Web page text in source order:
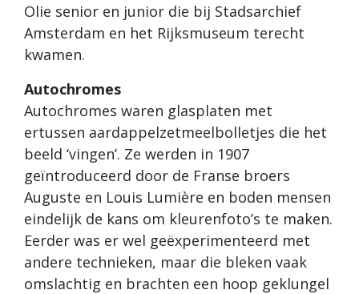
Olie senior en junior die bij Stadsarchief
Amsterdam en het Rijksmuseum terecht
kwamen.
Autochromes
Autochromes waren glasplaten met
ertussen aardappelzetmeelbolletjes die het
beeld ‘vingen’. Ze werden in 1907
geïntroduceerd door de Franse broers
Auguste en Louis Lumière en boden mensen
eindelijk de kans om kleurenfoto’s te maken.
Eerder was er wel geëxperimenteerd met
andere technieken, maar die bleken vaak
omslachtig en brachten een hoop geklungel